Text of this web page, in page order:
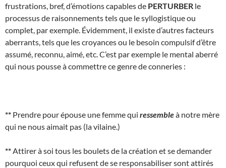
frustrations, bref, d’émotions capables de PERTURBER le
processus de raisonnements tels que le syllogistique ou
complet, par exemple. Évidemment, il existe d’autres facteurs
aberrants, tels que les croyances ou le besoin compulsif d’être
assumé, reconnu, aimé, etc. C’est par exemple le mental aberré
qui nous pousse à commettre ce genre de conneries :
** Prendre pour épouse une femme qui ressembleà notre mère
qui ne nous aimait pas (la vilaine.)
** Attirer à soi tous les boulets de la création et se demander
pourquoi ceux qui refusent de se responsabiliser sont attirés